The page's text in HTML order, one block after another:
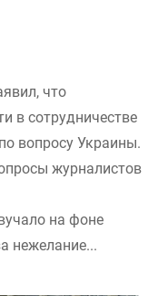
что
в сотрудничестве
вопросу Украины.
журналистов
на фоне
нежелание...